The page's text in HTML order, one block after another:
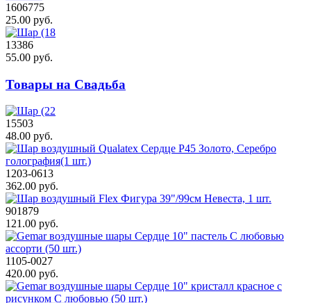
1606775
25.00 руб.
13386
55.00 руб.
Товары на Свадьба
15503
48.00 руб.
1203-0613
362.00 руб.
901879
121.00 руб.
1105-0027
420.00 руб.